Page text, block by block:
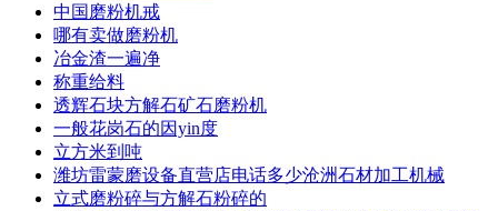
中国磨粉机戒
哪有卖做磨粉机
冶金渣一遍净
称重给料
透辉石块方解石矿石磨粉机
一般花岗石的因yin度
立方米到吨
潍坊雷蒙磨设备直营店电话多少沧洲石材加工机械
立式磨粉碎与方解石粉碎的